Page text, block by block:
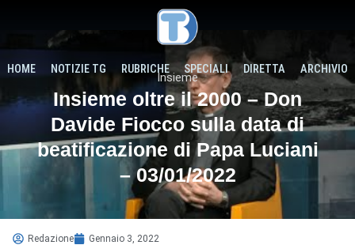
HOME NOTIZIE TG RUBRICHE SPECIALI DIRETTA ARCHIVIO
Insieme
Insieme oltre il 2000 – Don
Davide Fiocco sulla data di
beatificazione di Papa Luciani
– 03/01/2022
Redazione
Gennaio 3, 2022